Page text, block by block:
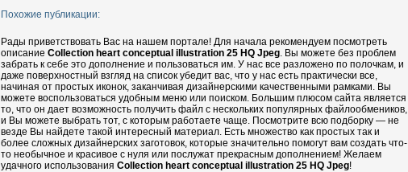
Похожие публикации:
Рады приветствовать Вас на нашем портале! Для начала рекомендуем посмотреть
описание Collection heart conceptual illustration 25 HQ Jpeg. Вы можете без проблем
забрать к себе это дополнение и пользоваться им. У нас все разложено по полочкам, и
даже поверхностный взгляд на список убедит вас, что у нас есть практически все,
начиная от простых иконок, заканчивая дизайнерскими качественными рамками. Вы
можете воспользоваться удобным меню или поиском. Большим плюсом сайта является
то, что он дает возможность получить файл с нескольких популярных файлообмеников,
и Вы можете выбрать тот, с которым работаете чаще. Посмотрите всю подборку — не
везде Вы найдете такой интересный материал. Есть множество как простых так и
более сложных дизайнерских заготовок, которые значительно помогут вам создать что-
то необычное и красивое с нуля или послужат прекрасным дополнением! Желаем
удачного использования Collection heart conceptual illustration 25 HQ Jpeg!